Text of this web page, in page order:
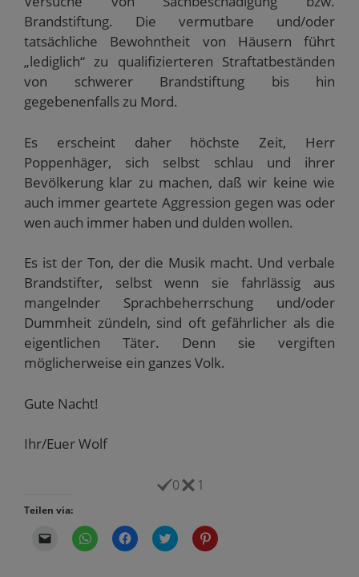
Brandstiftung. Die vermutbare und/oder
tatsächliche Bewohntheit von Häusern führt
„lediglich“ zu qualifizierteren Straftatbeständen
von schwerer Brandstiftung bis hin
gegebenenfalls zu Mord.
Es erscheint daher höchste Zeit, Herr
Poppenhäger, sich selbst schlau und ihrer
Bevölkerung klar zu machen, daß wir keine wie
auch immer geartete Aggression gegen was oder
wen auch immer haben und dulden wollen.
Es ist der Ton, der die Musik macht. Und verbale
Brandstifter, selbst wenn sie fahrlässig aus
mangelnder Sprachbeherrschung und/oder
Dummheit zündeln, sind oft gefährlicher als die
eigentlichen Täter. Denn sie vergiften
möglicherweise ein ganzes Volk.
Gute Nacht!
Ihr/Euer Wolf
0 1
Teilen via:
K
l
K
l
K
l
K
l